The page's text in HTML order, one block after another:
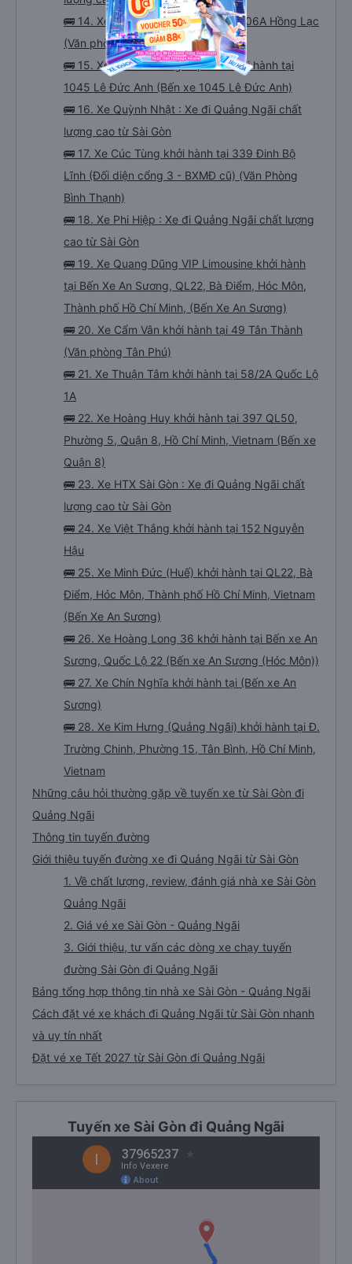
🚌 14. Xe Đình Nhân khởi hành tại 306A Hồng Lạc
(Văn phòng Tân Bình)
🚌 15. Xe Mười Phương Express khởi hành tại
1045 Lê Đức Anh (Bến xe 1045 Lê Đức Anh)
🚌 16. Xe Quỳnh Nhật : Xe đi Quảng Ngãi chất
lượng cao từ Sài Gòn
🚌 17. Xe Cúc Tùng khởi hành tại 339 Đinh Bộ
Lĩnh (Đối diện cổng 3 - BXMĐ cũ) (Văn Phòng
Bình Thạnh)
🚌 18. Xe Phi Hiệp : Xe đi Quảng Ngãi chất lượng
cao từ Sài Gòn
🚌 19. Xe Quang Dũng VIP Limousine khởi hành
tại Bến Xe An Sương, QL22, Bà Điểm, Hóc Môn,
Thành phố Hồ Chí Minh, (Bến Xe An Sương)
🚌 20. Xe Cẩm Vân khởi hành tại 49 Tân Thành
(Văn phòng Tân Phú)
🚌 21. Xe Thuận Tâm khởi hành tại 58/2A Quốc Lộ
1A
🚌 22. Xe Hoàng Huy khởi hành tại 397 QL50,
Phường 5, Quận 8, Hồ Chí Minh, Vietnam (Bến xe
Quận 8)
🚌 23. Xe HTX Sài Gòn : Xe đi Quảng Ngãi chất
lượng cao từ Sài Gòn
🚌 24. Xe Việt Thắng khởi hành tại 152 Nguyễn
Hậu
🚌 25. Xe Minh Đức (Huế) khởi hành tại QL22, Bà
Điểm, Hóc Môn, Thành phố Hồ Chí Minh, Vietnam
(Bến Xe An Sương)
🚌 26. Xe Hoàng Long 36 khởi hành tại Bến xe An
Sương, Quốc Lộ 22 (Bến xe An Sương (Hóc Môn))
🚌 27. Xe Chín Nghĩa khởi hành tại (Bến xe An
Sương)
🚌 28. Xe Kim Hưng (Quảng Ngãi) khởi hành tại Đ.
Trường Chinh, Phường 15, Tân Bình, Hồ Chí Minh,
Vietnam
Những câu hỏi thường gặp về tuyến xe từ Sài Gòn đi
Quảng Ngãi
Thông tin tuyến đường
Giới thiệu tuyến đường xe đi Quảng Ngãi từ Sài Gòn
1. Về chất lượng, review, đánh giá nhà xe Sài Gòn
Quảng Ngãi
2. Giá vé xe Sài Gòn - Quảng Ngãi
3. Giới thiệu, tư vấn các dòng xe chạy tuyến
đường Sài Gòn đi Quảng Ngãi
Bảng tổng hợp thông tin nhà xe Sài Gòn - Quảng Ngãi
Cách đặt vé xe khách đi Quảng Ngãi từ Sài Gòn nhanh
và uy tín nhất
Đặt vé xe Tết 2027 từ Sài Gòn đi Quảng Ngãi
Tuyến xe Sài Gòn đi Quảng Ngãi